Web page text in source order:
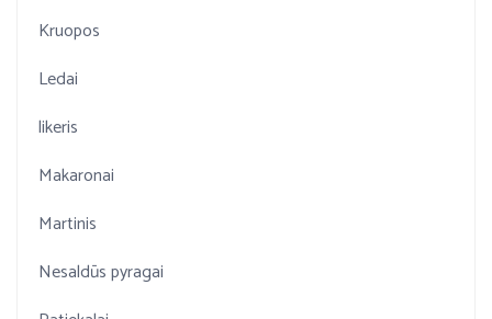
Kruopos
Ledai
likeris
Makaronai
Martinis
Nesaldūs pyragai